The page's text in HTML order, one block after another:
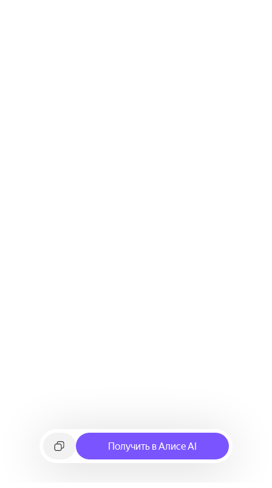
Получить в Алисе AI